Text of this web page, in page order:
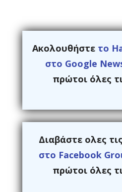
Ακολουθήστε το
στο Google
πρώτοι όλες
Διαβάστε ολες
στο Facebook
πρώτοι όλες